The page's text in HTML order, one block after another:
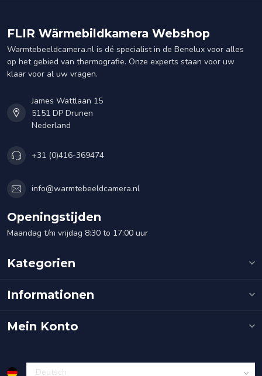
FLIR Wärmebildkamera Webshop
Warmtebeeldcamera.nl is dé specialist in de Benelux voor alles
op het gebied van thermografie. Onze experts staan voor uw
klaar voor al uw vragen.
James Wattlaan 15
5151 DP Drunen
Nederland
+31 (0)416-369474
info@warmtebeeldcamera.nl
Openingstijden
Maandag t/m vrijdag 8:30 to 17:00 uur
Kategorien
Informationen
Mein Konto